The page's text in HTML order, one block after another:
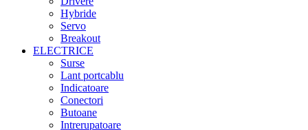
Hybride
Servo
Breakout
ELECTRICE
Surse
Lant portcablu
Indicatoare
Conectori
Butoane
Intrerupatoare